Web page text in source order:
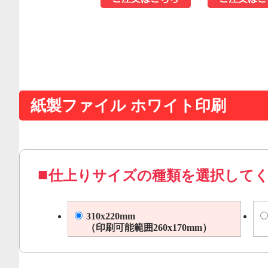
紙製ファイル ホワイト印刷
仕上りサイズの種類を選択して
310x220mm
（印刷可能範囲260x170mm）